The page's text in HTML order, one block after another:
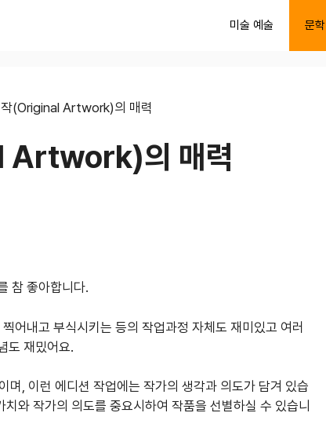
미술 예술 문학
(Original Artwork)의 매력
Artwork)의 매력
참 좋아합니다.
어내고 부식시키는 등의 작업과정 자체도 재미있고 여러
도 재밌어요.
, 이런 에디션 작업에는 작가의 생각과 의도가 담겨 있습
와 작가의 의도를 중요시하여 작품을 선별하실 수 있습니